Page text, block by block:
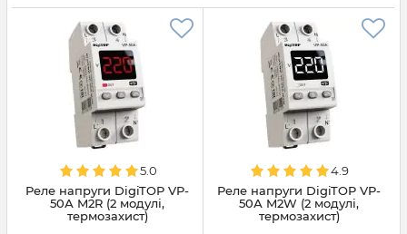
5.0
Реле напруги DigiTOP VP-
50А M2R (2 модулі,
термозахист)
4.9
Реле напруги DigiTOP VP-
50А M2W (2 модулі,
термозахист)